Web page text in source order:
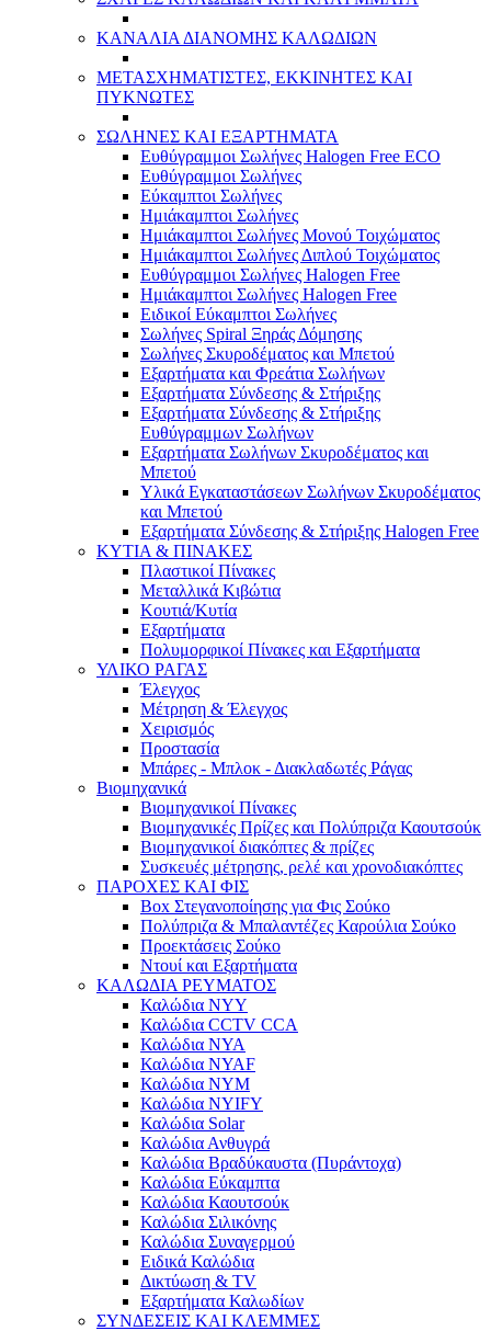
ΚΑΝΑΛΙΑ ΔΙΑΝΟΜΗΣ ΚΑΛΩΔΙΩΝ
ΜΕΤΑΣΧΗΜΑΤΙΣΤΕΣ, ΕΚΚΙΝΗΤΕΣ ΚΑΙ
ΠΥΚΝΩΤΕΣ
ΣΩΛΗΝΕΣ ΚΑΙ ΕΞΑΡΤΗΜΑΤΑ
Ευθύγραμμοι Σωλήνες Halogen Free ECO
Ευθύγραμμοι Σωλήνες
Εύκαμπτοι Σωλήνες
Ημιάκαμπτοι Σωλήνες
Ημιάκαμπτοι Σωλήνες Μονού Τοιχώματος
Ημιάκαμπτοι Σωλήνες Διπλού Τοιχώματος
Ευθύγραμμοι Σωλήνες Halogen Free
Ημιάκαμπτοι Σωλήνες Halogen Free
Ειδικοί Εύκαμπτοι Σωλήνες
Σωλήνες Spiral Ξηράς Δόμησης
Σωλήνες Σκυροδέματος και Μπετού
Εξαρτήματα και Φρεάτια Σωλήνων
Εξαρτήματα Σύνδεσης & Στήριξης
Εξαρτήματα Σύνδεσης & Στήριξης
Ευθύγραμμων Σωλήνων
Εξαρτήματα Σωλήνων Σκυροδέματος και
Μπετού
Υλικά Εγκαταστάσεων Σωλήνων Σκυροδέματος
και Μπετού
Εξαρτήματα Σύνδεσης & Στήριξης Halogen Free
ΚΥΤΙΑ & ΠΙΝΑΚΕΣ
Πλαστικοί Πίνακες
Μεταλλικά Κιβώτια
Κουτιά/Κυτία
Εξαρτήματα
Πολυμορφικοί Πίνακες και Εξαρτήματα
ΥΛΙΚΟ ΡΑΓΑΣ
Έλεγχος
Μέτρηση & Έλεγχος
Χειρισμός
Προστασία
Μπάρες - Μπλοκ - Διακλαδωτές Ράγας
Βιομηχανικά
Βιομηχανικοί Πίνακες
Βιομηχανικές Πρίζες και Πολύπριζα Καουτσούκ
Βιομηχανικοί διακόπτες & πρίζες
Συσκευές μέτρησης, ρελέ και χρονοδιακόπτες
ΠΑΡΟΧΕΣ ΚΑΙ ΦΙΣ
Box Στεγανοποίησης για Φις Σούκο
Πολύπριζα & Μπαλαντέζες Καρούλια Σούκο
Προεκτάσεις Σούκο
Ντουί και Εξαρτήματα
ΚΑΛΩΔΙΑ ΡΕΥΜΑΤΟΣ
Καλώδια NYY
Καλώδια CCTV CCA
Καλώδια NYA
Καλώδια NYAF
Καλώδια NYM
Καλώδια NYIFY
Καλώδια Solar
Καλώδια Ανθυγρά
Καλώδια Βραδύκαυστα (Πυράντοχα)
Καλώδια Εύκαμπτα
Καλώδια Καουτσούκ
Καλώδια Σιλικόνης
Καλώδια Συναγερμού
Ειδικά Καλώδια
Δικτύωση & TV
Εξαρτήματα Καλωδίων
ΣΥΝΔΕΣΕΙΣ ΚΑΙ ΚΛΕΜΜΕΣ